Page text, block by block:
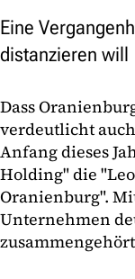
Eine
distanzieren will
Dass
verdeutlicht
Anfang dieses
Holding" die
Oranienburg".
Unternehmen